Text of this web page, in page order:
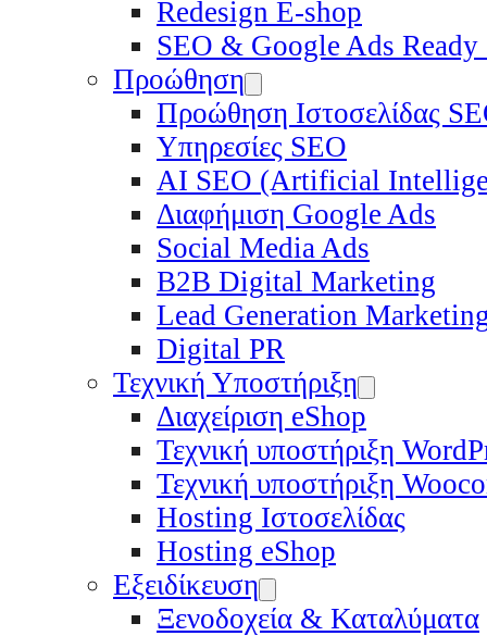
Redesign E-shop
SEO & Google Ads Ready
Προώθηση
Προώθηση Ιστοσελίδας
Υπηρεσίες SEO
ΑΙ SEO (Artificial
Διαφήμιση Google Ads
Social Media Ads
B2B Digital Marketing
Lead Generation
Digital PR
Τεχνική Υποστήριξη
Διαχείριση eShop
Τεχνική υποστήριξη
Τεχνική υποστήριξη
Hosting Ιστοσελίδας
Hosting eShop
Εξειδίκευση
Ξενοδοχεία & Καταλύματα